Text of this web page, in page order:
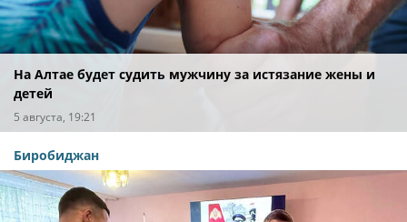
На Алтае будет судить мужчину за истязание жены и
детей
5 августа, 19:21
Биробиджан